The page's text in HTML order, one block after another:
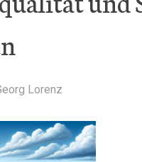
Lorenz